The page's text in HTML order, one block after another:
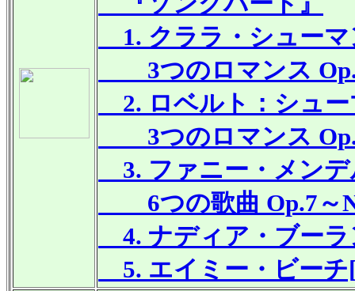
1. クララ・シューマ
3つのロマンス
2. ロベルト：シュー
3つのロマンス
3. ファニー・メンデ
6つの歌曲 Op.7～
4. ナディア・ブーラ
5. エイミー・ビーチ